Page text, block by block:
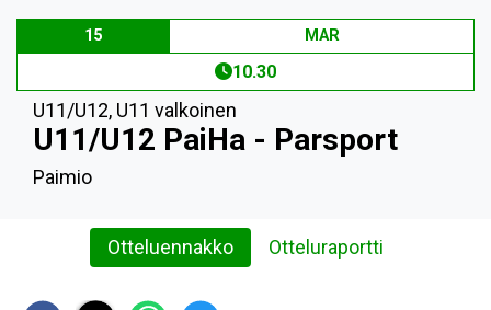
15 MAR
10.30
U11/U12, U11 valkoinen
U11/U12 PaiHa - Parsport
Paimio
Otteluennakko Otteluraportti